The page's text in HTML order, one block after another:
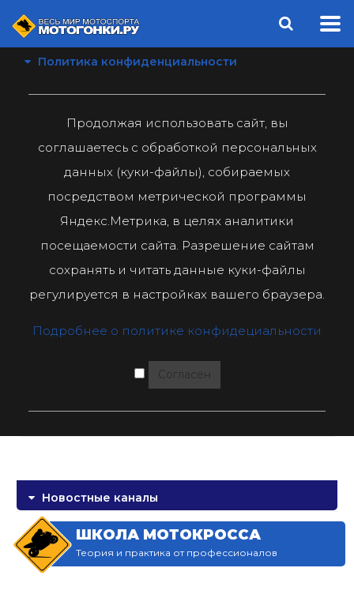
Политика конфиденциальности
Продолжая использовать сайт, вы
соглашаетесь с обработкой персональных
данных (куки-файлы), собираемых
посредством метрической программы
Яндекс.Метрика, в целях аналитики
посещаемости сайта. Разрешение сайтам
сохранять и читать данные куки-файлы
регулируется в настройках вашего браузера.
Подробнее о политике конфидециальности
Согласен
Новостные каналы
ШКОЛА МОТОКРОССА
Теория и практика от профессионалов